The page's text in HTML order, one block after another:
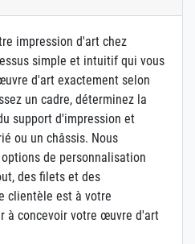
impression d'art chez
simple et intuitif qui vous
d'art exactement selon
un cadre, déterminez la
support d'impression et
ou un châssis. Nous
de personnalisation
des filets et des
clientèle est à votre
à concevoir votre œuvre d'art